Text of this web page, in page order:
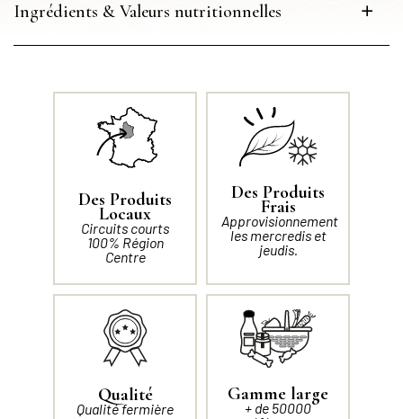
Ingrédients & Valeurs nutritionnelles
Des Produits
Locaux
Circuits courts
100% Région
Centre
Des Produits
Frais
Approvisionnement
les mercredis et
jeudis.
Qualité
Qualité fermière
Gamme large
+ de 50000